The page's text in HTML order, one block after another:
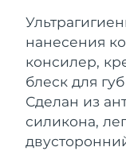
нанесения
консилер,
блеск для
Сделан из
силикона,